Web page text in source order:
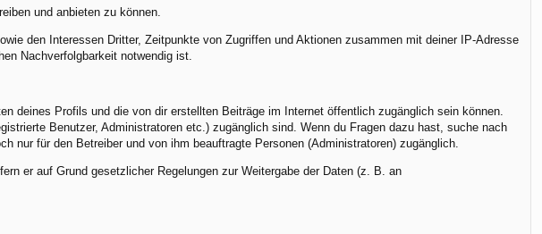
und anbieten zu können.
den Interessen Dritter, Zeitpunkte von Zugriffen und Aktionen zusammen mit deiner IP-Adresse
Nachverfolgbarkeit notwendig ist.
deines Profils und die von dir erstellten Beiträge im Internet öffentlich zugänglich sein können.
Benutzer, Administratoren etc.) zugänglich sind. Wenn du Fragen dazu hast, suche nach
nur für den Betreiber und von ihm beauftragte Personen (Administratoren) zugänglich.
er auf Grund gesetzlicher Regelungen zur Weitergabe der Daten (z. B. an